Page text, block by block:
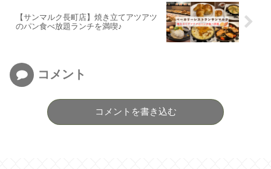
【サンマルク長町店】焼き立てアツアツ
のパン食べ放題ランチを満喫♪
コメント
コメントを書き込む